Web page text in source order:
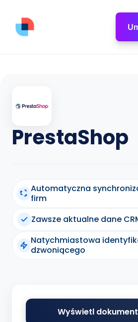
PrestaShop
Automatyczna
firm
Zawsze aktualne dane
Natychmiastowa
dzwoniącego
Wyświetl